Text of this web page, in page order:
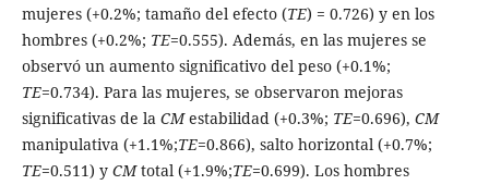
mujeres (+0.2%; tamaño del efecto (TE) = 0.726) y en los
hombres (+0.2%; TE=0.555). Además, en las mujeres se
observó un aumento significativo del peso (+0.1%;
TE=0.734). Para las mujeres, se observaron mejoras
significativas de la CMestabilidad (+0.3%; TE=0.696), CM
manipulativa (+1.1%;TE=0.866), salto horizontal (+0.7%;
TE=0.511) y CMtotal (+1.9%;TE=0.699). Los hombres